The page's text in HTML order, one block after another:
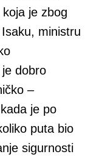
je zbog
ministru
dobro
–
je po
puta bio
sigurnosti